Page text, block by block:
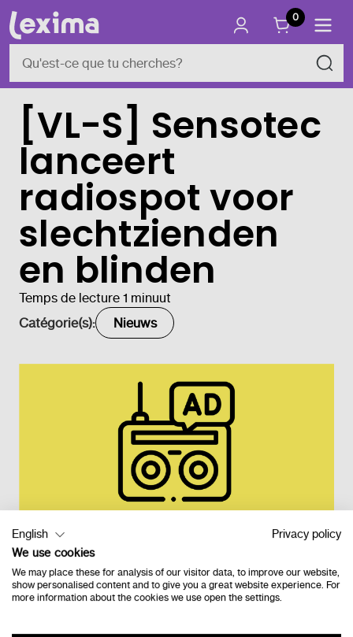
0
[VL-S] Sensotec
lanceert
radiospot voor
slechtzienden
en blinden
Temps de lecture 1 minuut
Catégorie(s):
Nieuws
Retour à l'étage
English
Privacy policy
We use cookies
We may place these for analysis of our visitor data, to improve our website,
show personalised content and to give you a great website experience. For
more information about the cookies we use open the settings.